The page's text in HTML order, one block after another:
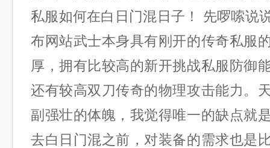
私服如何在白日门混日子！ 先啰嗦说
布网站武士本身具有刚开的传奇私服
厚，拥有比较高的新开挑战私服防御
还有较高双刀传奇的物理攻击能力。
副强壮的体魄，我觉得唯一的缺点就
去白日门混之前，对装备的需求也是